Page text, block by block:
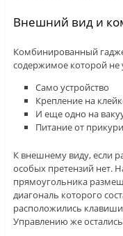
Внешний вид и
Комбинированный
содержимое которой не
Само
Крепление на
И еще одно на
Питание от
К внешнему виду, если
особых претензий нет.
прямоугольника
диагональ которого
расположились
Управлению же